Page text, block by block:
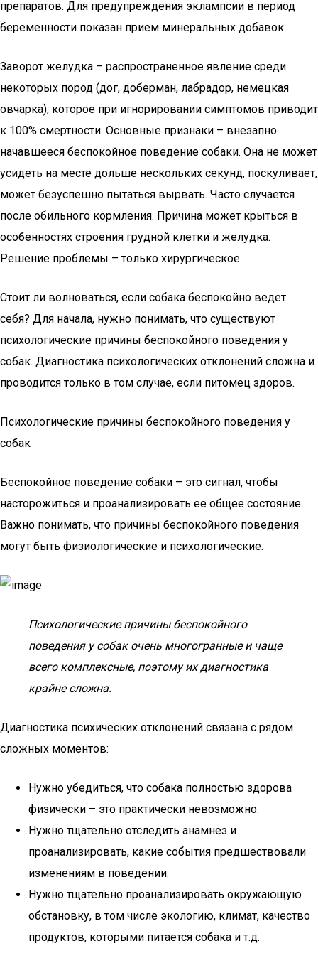
препаратов. Для предупреждения эклампсии в период
беременности показан прием минеральных добавок.
Заворот желудка – распространенное явление среди
некоторых пород (дог, доберман, лабрадор, немецкая
овчарка), которое при игнорировании симптомов приводит
к 100% смертности. Основные признаки – внезапно
начавшееся беспокойное поведение собаки. Она не может
усидеть на месте дольше нескольких секунд, поскуливает,
может безуспешно пытаться вырвать. Часто случается
после обильного кормления. Причина может крыться в
особенностях строения грудной клетки и желудка.
Решение проблемы – только хирургическое.
Стоит ли волноваться, если собака беспокойно ведет
себя? Для начала, нужно понимать, что существуют
психологические причины беспокойного поведения у
собак. Диагностика психологических отклонений сложна и
проводится только в том случае, если питомец здоров.
Психологические причины беспокойного поведения у
собак
Беспокойное поведение собаки – это сигнал, чтобы
насторожиться и проанализировать ее общее состояние.
Важно понимать, что причины беспокойного поведения
могут быть физиологические и психологические.
Психологические причины беспокойного
поведения у собак очень многогранные и чаще
всего комплексные, поэтому их диагностика
крайне сложна.
Диагностика психических отклонений связана с рядом
сложных моментов:
Нужно убедиться, что собака полностью здорова
физически – это практически невозможно.
Нужно тщательно отследить анамнез и
проанализировать, какие события предшествовали
изменениям в поведении.
Нужно тщательно проанализировать окружающую
обстановку, в том числе экологию, климат, качество
продуктов, которыми питается собака и т.д.